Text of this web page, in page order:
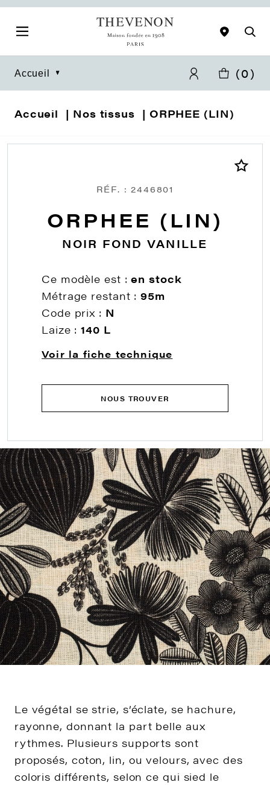
Accueil (0)
Accueil Nos tissus ORPHEE (LIN)
RÉF. : 2446801
ORPHEE (LIN)
NOIR FOND VANILLE
Ce modèle est :en stock
Métrage restant :95m
Code prix : N
Laize :140 L
Voir la fiche technique
NOUS TROUVER
Le végétal se strie, s’éclate, se hachure,
rayonne, donnant la part belle aux
rythmes. Plusieurs supports sont
proposés, coton, lin, ou velours, avec des
coloris différents, selon ce qui sied le